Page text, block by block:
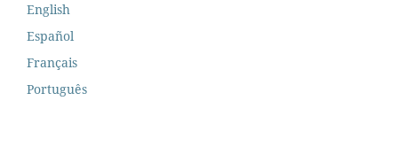
English
Español
Français
Português